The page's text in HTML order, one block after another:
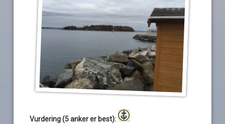
Vurdering (5 anker er best):